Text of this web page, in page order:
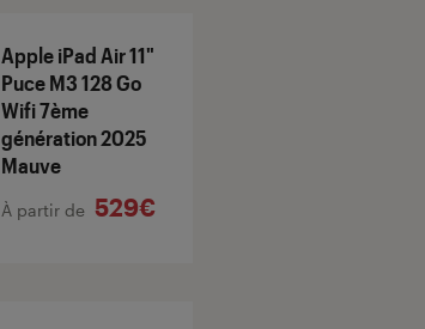
Apple iPad Air 11"
Puce M3 128 Go
Wifi 7ème
génération 2025
Mauve
À partir de 529€